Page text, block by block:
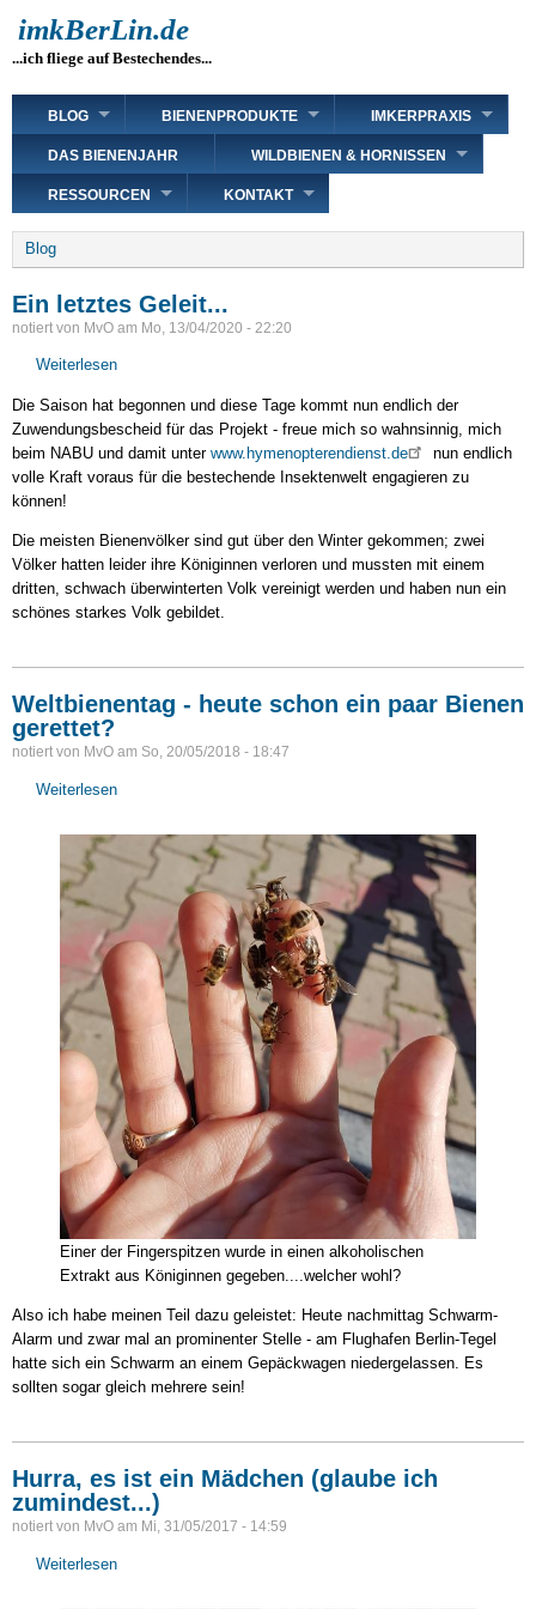
zum
Inhalt
imkBerLin.de
...ich fliege auf Bestechendes...
Main
navigation
BLOG BIENENPRODUKTE IMKERPRAXIS
DAS BIENENJAHR WILDBIENEN & HORNISSEN
RESSOURCEN KONTAKT
Breadcrumb
Blog
Ein letztes Geleit...
notiert von MvO am Mo, 13/04/2020 - 22:20
Weiterlesen
letztes
Geleit...
Die Saison hat begonnen und diese Tage kommt nun endlich der
Zuwendungsbescheid für das Projekt - freue mich so wahnsinnig, mich
beim NABU und damit unter www.hymenopterendienst.de
nun endlich
volle Kraft voraus für die bestechende Insektenwelt engagieren zu
können!
Die meisten Bienenvölker sind gut über den Winter gekommen; zwei
Völker hatten leider ihre Königinnen verloren und mussten mit einem
dritten, schwach überwinterten Volk vereinigt werden und haben nun ein
schönes starkes Volk gebildet.
Weltbienentag - heute schon ein paar Bienen
gerettet?
notiert von MvO am So, 20/05/2018 - 18:47
Weiterlesen
-
heute
schon
ein
paar
Bienen
gerettet?
Einer der Fingerspitzen wurde in einen alkoholischen
Extrakt aus Königinnen gegeben....welcher wohl?
Also ich habe meinen Teil dazu geleistet: Heute nachmittag Schwarm-
Alarm und zwar mal an prominenter Stelle - am Flughafen Berlin-Tegel
hatte sich ein Schwarm an einem Gepäckwagen niedergelassen. Es
sollten sogar gleich mehrere sein!
Hurra, es ist ein Mädchen (glaube ich
zumindest...)
notiert von MvO am Mi, 31/05/2017 - 14:59
Weiterlesen